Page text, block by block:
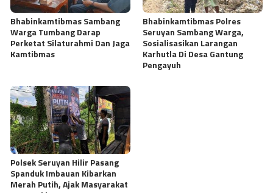
Bhabinkamtibmas Sambang
Warga Tumbang Darap
Perketat Silaturahmi Dan Jaga
Kamtibmas
Bhabinkamtibmas Polres
Seruyan Sambang Warga,
Sosialisasikan Larangan
Karhutla Di Desa Gantung
Pengayuh
Polsek Seruyan Hilir Pasang
Spanduk Imbauan Kibarkan
Merah Putih, Ajak Masyarakat